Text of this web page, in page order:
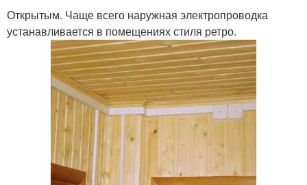
Открытым. Чаще всего наружная электропроводка
устанавливается в помещениях стиля ретро.